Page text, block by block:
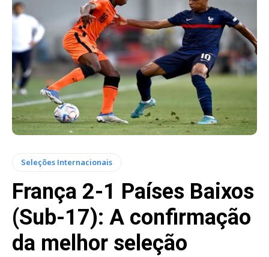
Seleções Internacionais
França 2-1 Países Baixos
(Sub-17): A confirmação
da melhor seleção